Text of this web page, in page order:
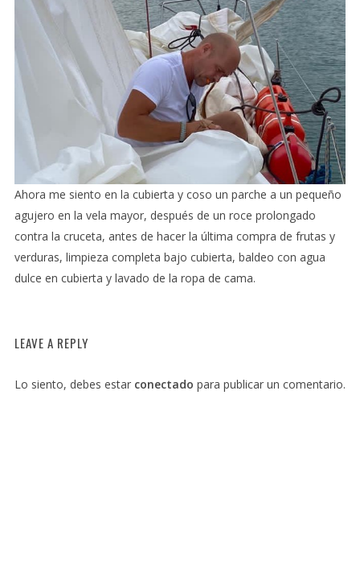
Ahora me siento en la cubierta y coso un parche a un pequeño
agujero en la vela mayor, después de un roce prolongado
contra la cruceta, antes de hacer la última compra de frutas y
verduras, limpieza completa bajo cubierta, baldeo con agua
dulce en cubierta y lavado de la ropa de cama.
LEAVE A REPLY
Lo siento, debes estar conectado para publicar un comentario.